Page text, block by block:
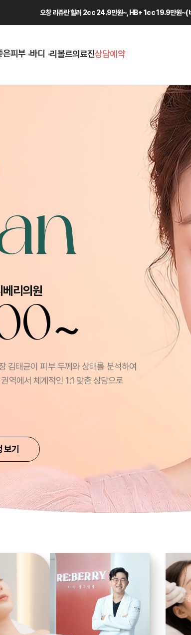
오창 리쥬란 힐러 2cc 24.9만원~, HB+ 1cc 19.9만원~(
은피부 바디 리볼르의료진상담예약
리의원
~
김태균이 피부 두께와 상태를 분석하여
역에서 체계적인 1:1 맞춤 상담으로
보기